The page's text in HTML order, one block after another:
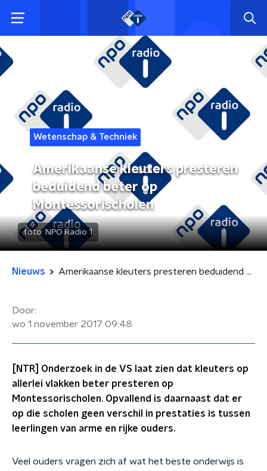
Wetenschap & Techniek
Amerikaanse kleuters presteren
beduidend beter op
Montessorischolen
foto: NPO Radio 1
Nieuws Amerikaanse kleuters presteren beduidend beter op Montessorischolen
Door:
wo 1 november 2017 09:48
[NTR] Onderzoek in de VS laat zien dat kleuters op
allerlei vlakken beter presteren op
Montessorischolen. Opvallend is daarnaast dat er
op die scholen geen verschil in prestaties is tussen
leerlingen van arme en rijke ouders.
Veel ouders vragen zich af wat het beste onderwijs is